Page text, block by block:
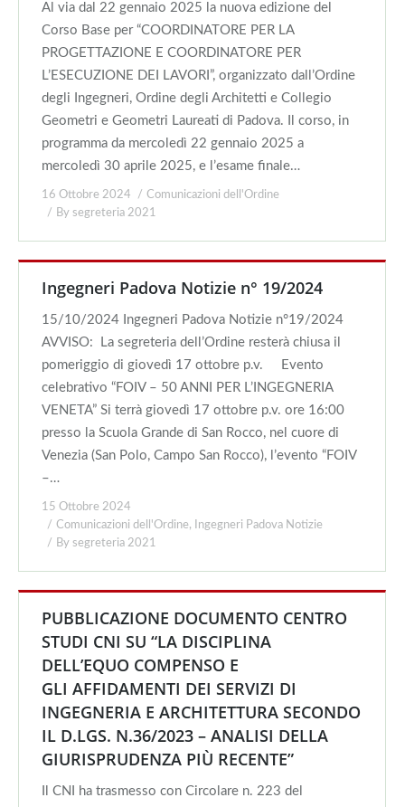
Al via dal 22 gennaio 2025 la nuova edizione del
Corso Base per “COORDINATORE PER LA
PROGETTAZIONE E COORDINATORE PER
L’ESECUZIONE DEI LAVORI”, organizzato dall’Ordine
degli Ingegneri, Ordine degli Architetti e Collegio
Geometri e Geometri Laureati di Padova. Il corso, in
programma da mercoledì 22 gennaio 2025 a
mercoledì 30 aprile 2025, e l’esame finale…
16 Ottobre 2024
Comunicazioni dell'Ordine
By segreteria 2021
Ingegneri Padova Notizie n° 19/2024
15/10/2024 Ingegneri Padova Notizie n°19/2024
AVVISO: La segreteria dell’Ordine resterà chiusa il
pomeriggio di giovedì 17 ottobre p.v. Evento
celebrativo “FOIV – 50 ANNI PER L’INGEGNERIA
VENETA” Si terrà giovedì 17 ottobre p.v. ore 16:00
presso la Scuola Grande di San Rocco, nel cuore di
Venezia (San Polo, Campo San Rocco), l’evento “FOIV
–…
15 Ottobre 2024
Comunicazioni dell'Ordine,
Ingegneri Padova Notizie
By segreteria 2021
PUBBLICAZIONE DOCUMENTO CENTRO
STUDI CNI SU “LA DISCIPLINA
DELL’EQUO COMPENSO E
GLI AFFIDAMENTI DEI SERVIZI DI
INGEGNERIA E ARCHITETTURA SECONDO
IL D.LGS. N.36/2023 – ANALISI DELLA
GIURISPRUDENZA PIÙ RECENTE”
Il CNI ha trasmesso con Circolare n. 223 del